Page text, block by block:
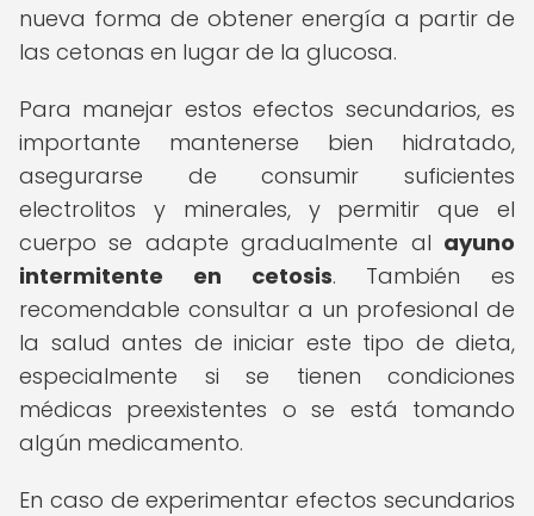
nueva forma de obtener energía a partir de
las cetonas en lugar de la glucosa.
Para manejar estos efectos secundarios, es
importante mantenerse bien hidratado,
asegurarse de consumir suficientes
electrolitos y minerales, y permitir que el
cuerpo se adapte gradualmente al ayuno
intermitente en cetosis. También es
recomendable consultar a un profesional de
la salud antes de iniciar este tipo de dieta,
especialmente si se tienen condiciones
médicas preexistentes o se está tomando
algún medicamento.
En caso de experimentar efectos secundarios